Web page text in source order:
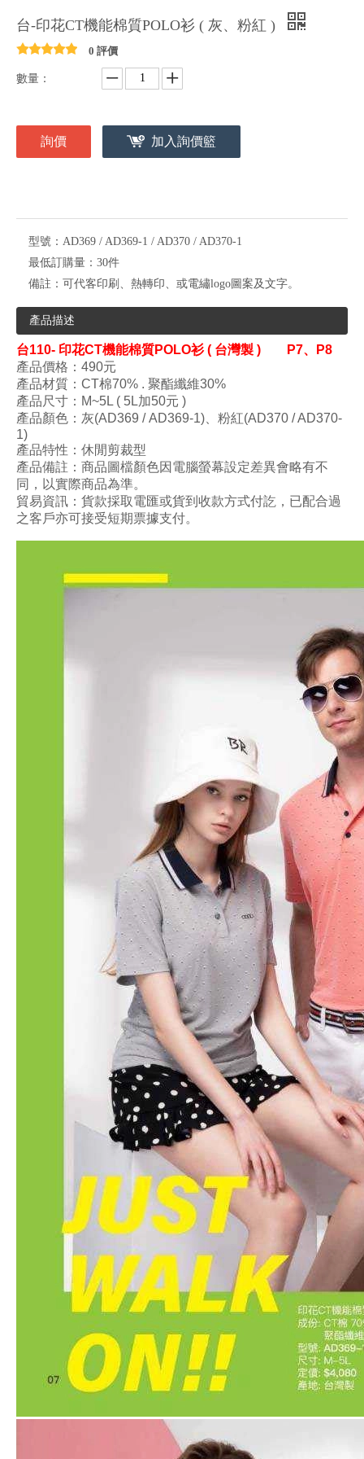
台-印花CT機能棉質POLO衫 ( 灰、粉紅 )
0 評價
數量：
詢價 加入詢價籃
型號： AD369 / AD369-1 / AD370 / AD370-1
最低訂購量： 30件
備註： 可代客印刷、熱轉印、或電繡logo圖案及文字。
產品描述
台110- 印花CT機能棉質POLO衫 ( 台灣製 ) P7、P8
產品價格：490元
產品材質：CT棉70% . 聚酯纖維30%
產品尺寸 ：M~5L ( 5L加50元 )
產品顏色：灰(AD369 /AD369-1)、粉紅(AD370 / AD370-
1)
產品特性：休閒剪裁型
產品備註：商品圖檔顏色因電腦螢幕設定差異會略有不
同，以實際商品為準。
貿易資訊：貨款採取電匯或貨到收款方式付訖，已配合過
之客戶亦可接受短期票據支付。